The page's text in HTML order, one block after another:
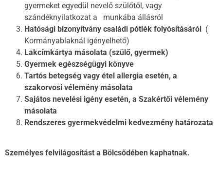
gyermeket egyedül nevelő szülőtől, vagy
szándéknyilatkozat a munkába állásról
Hatósági bizonyítvány családi pótlék folyósításáról (
Kormányablaknál igényelhető)
Lakcímkártya másolata (szülő, gyermek)
Gyermek egészségügyi könyve
Tartós betegség vagy étel allergia esetén, a
szakorvosi vélemény másolata
Sajátos nevelési igény esetén, a Szakértői vélemény
másolata
Rendszeres gyermekvédelmi kedvezmény határozata
Személyes felvilágosítást a Bölcsődében kaphatnak.